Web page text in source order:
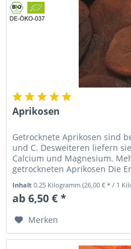
Aprikosen
Getrocknete Aprikosen sind
und C. Desweiteren liefern
Calcium und Magnesium.
getrockneten Aprikosen Die
Inhalt0.25 Kilogramm(26,00 € * / 1
ab 6,50 € *
Merken